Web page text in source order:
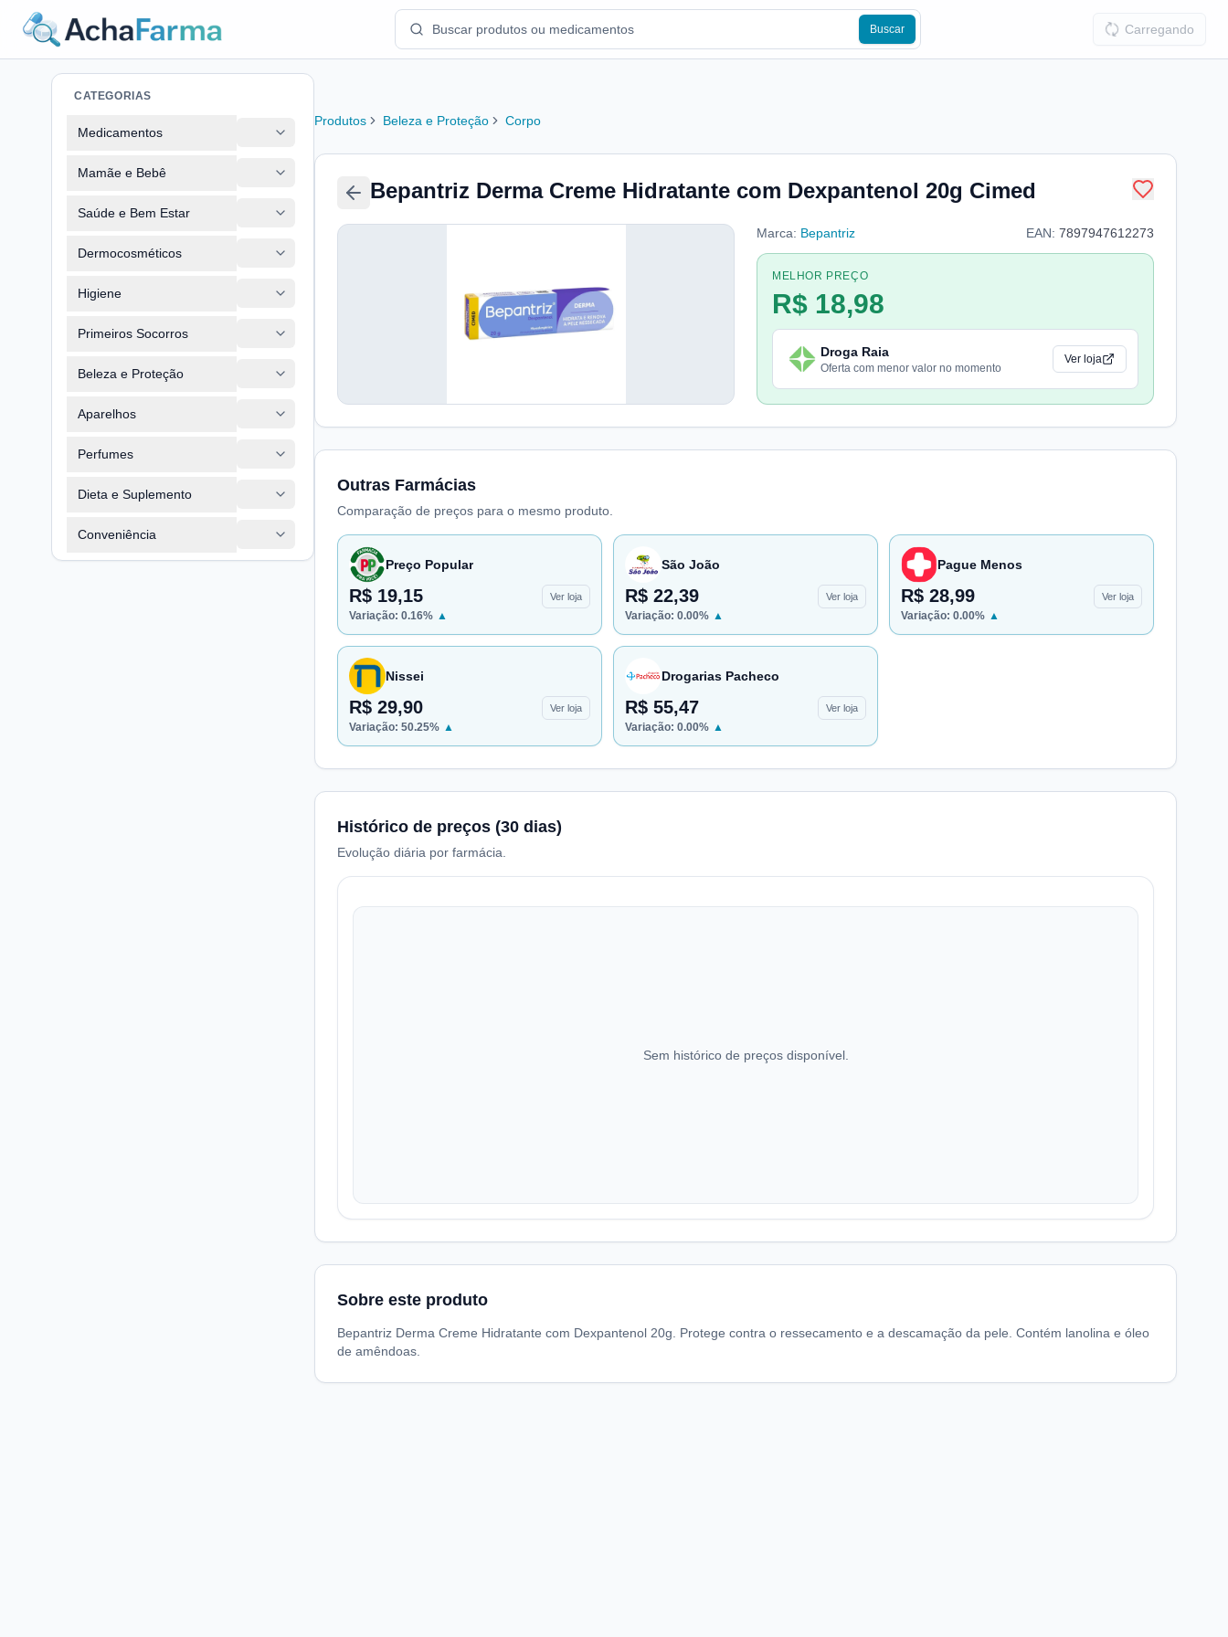
Buscar Carregando
CATEGORIAS
Medicamentos
Mamãe e Bebê
Saúde e Bem Estar
Dermocosméticos
Higiene
Primeiros Socorros
Beleza e Proteção
Aparelhos
Perfumes
Dieta e Suplemento
Conveniência
Produtos Beleza e Proteção Corpo
Bepantriz Derma Creme Hidratante com Dexpantenol 20g Cimed
Marca: Bepantriz EAN: 7897947612273
MELHOR PREÇO
R$ 18,98
Droga Raia
Oferta com menor valor no momento
Ver loja
Outras Farmácias
Comparação de preços para o mesmo produto.
Preço Popular
R$ 19,15 Ver loja
Variação: 0.16% ▲
São João
R$ 22,39 Ver loja
Variação: 0.00% ▲
Pague Menos
R$ 28,99 Ver loja
Variação: 0.00% ▲
Nissei
R$ 29,90 Ver loja
Variação: 50.25% ▲
Drogarias Pacheco
R$ 55,47 Ver loja
Variação: 0.00% ▲
Histórico de preços (30 dias)
Evolução diária por farmácia.
Sem histórico de preços disponível.
Sobre este produto
Bepantriz Derma Creme Hidratante com Dexpantenol 20g. Protege contra o ressecamento e a descamação da pele. Contém lanolina e óleo
de amêndoas.